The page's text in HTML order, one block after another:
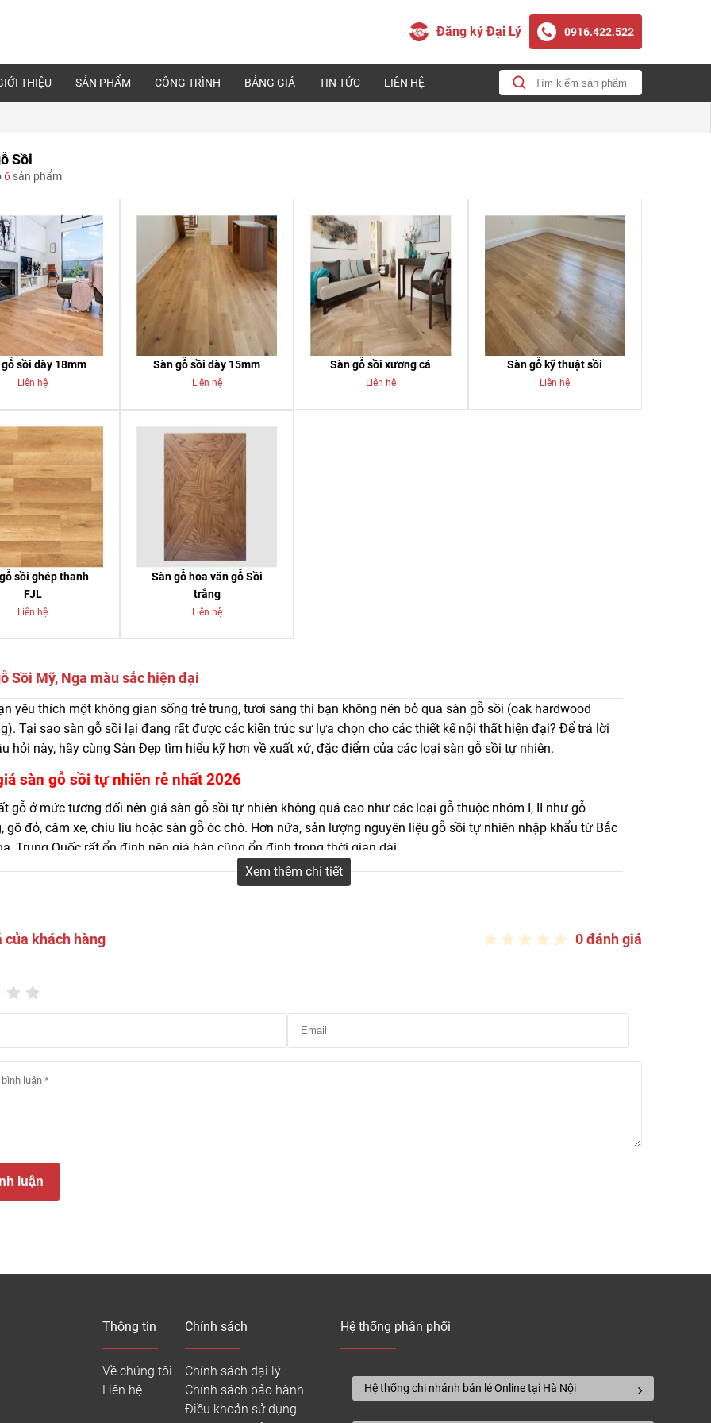
Đăng ký Đại Lý 0916.422.522
THIỆU SẢN PHẨM CÔNG TRÌNH BẢNG GIÁ TIN TỨC LIÊN HỆ
Sồi
6sản phẩm
sồi dày 18mm
Liên hệ
Sàn gỗ sồi dày 15mm
Liên hệ
Sàn gỗ sồi xương cá
Liên hệ
Sàn gỗ kỹ thuật sồi
Liên hệ
sồi ghép thanh
FJL
Liên hệ
Sàn gỗ hoa văn gỗ Sồi
trắng
Liên hệ
Sồi Mỹ, Nga màu sắc hiện đại
sàn gỗ sồi tự nhiên nguyên thanh, dán mặt, ghép thanh nhập khẩu từ Mỹ, Nga chất lượng tốt nhất giá cạnh tranh nhất trên
yêu thích một không gian sống trẻ trung, tươi sáng thì bạn không nên bỏ qua sàn gỗ sồi (oak hardwood
Tại sao sàn gỗ sồi lại đang rất được các kiến trúc sư lựa chọn cho các thiết kế nội thất hiện đại? Để trả lời
hỏi này, hãy cùng Sàn Đẹp tìm hiểu kỹ hơn về xuất xứ, đặc điểm của các loại sàn gỗ sồi tự nhiên.
sàn gỗ sồi tự nhiên rẻ nhất 2026
gỗ ở mức tương đối nên giá sàn gỗ sồi tự nhiên không quá cao như các loại gỗ thuộc nhóm I, II như gỗ
gõ đỏ, căm xe, chiu liu hoặc sàn gỗ óc chó. Hơn nữa, sản lượng nguyên liệu gỗ sồi tự nhiên nhập khẩu từ Bắc
Trung Quốc rất ổn định nên giá bán cũng ổn định trong thời gian dài.
phổ biến của sàn gỗ tự nhiên sồi ở tất cả các kết cấu là.
dài 140mm, 600mm, 750mm, 900mm, 1050mm, 1200mm, 1500mm.
là bảng báo giá sàn gỗ Sồi tự nhiên theo xuất xứ và kích thước:
15 x 90 x 450 800.000
15 x 90 x 900
810.000
750.000
Mỹ
Sàn gỗ sồi solid có 2 kiểu thi công: lát so le và lát xương cá.
Giá sàn gỗ sồi Mỹ, sồi Nga dao động từ 600.000 – 1.000.000đ/m², tùy kích thước và kết cấu ván.
Sồi nguyên thanh có giá cao hơn sồi ghép thanh, dán mặt; ván càng dài và rộng giá càng cao.
Chi phí hoàn thiện gồm: vật liệu + thi công + phụ kiện + vận chuyển (nếu có).
Xem thêm chi tiết
của khách hàng 0 đánh giá
luận
Thông tin
Về chúng tôi
Liên hệ
Chính sách
Chính sách đại lý
Chính sách bảo hành
Điều khoản sử dụng
Hệ thống phân phối
Hệ thống chi nhánh bán lẻ Online tại Hà Nội